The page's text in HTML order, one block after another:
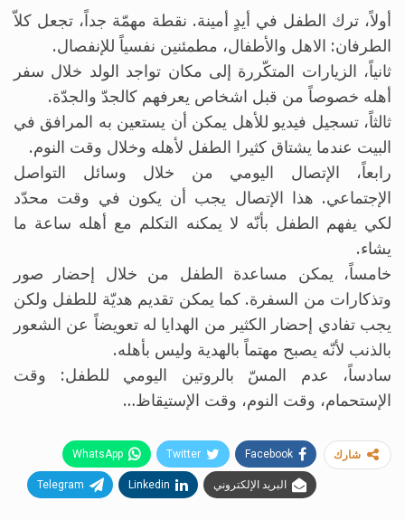
أولاً، ترك الطفل في أيدٍ أمينة. نقطة مهمّة جداً، تجعل كلاّ
الطرفان: الاهل والأطفال، مطمئنين نفسياً للإنفصال.
ثانياً، الزيارات المتكّررة إلى مكان تواجد الولد خلال سفر
أهله خصوصاً من قبل اشخاص يعرفهم كالجدّ والجدّة.
ثالثاً، تسجيل فيديو للأهل يمكن أن يستعين به المرافق في
البيت عندما يشتاق كثيرا الطفل لأهله وخلال وقت النوم.
رابعاً، الإتصال اليومي من خلال وسائل التواصل
الإجتماعي. هذا الإتصال يجب أن يكون في وقت محدّد
لكي يفهم الطفل بأنّه لا يمكنه التكلم مع أهله ساعة ما
يشاء.
خامساً، يمكن مساعدة الطفل من خلال إحضار صور
وتذكارات من السفرة. كما يمكن تقديم هديّة للطفل ولكن
يجب تفادي إحضار الكثير من الهدايا له تعويضاً عن الشعور
بالذنب لأنّه يصبح مهتماً بالهدية وليس بأهله.
سادساً، عدم المسّ بالروتين اليومي للطفل: وقت
الإستحمام، وقت النوم، وقت الإستيقاظ…
شارك Facebook
Twitter
WhatsApp
البريد الإلكتروني Linkedin
Telegram